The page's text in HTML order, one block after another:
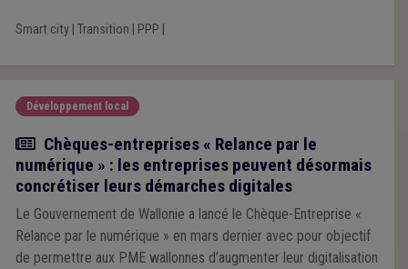
Smart city| Transition PPP
Développement local
Actualité
Chèques-entreprises « Relance par le
numérique » : les entreprises peuvent désormais
concrétiser leurs démarches digitales
Le Gouvernement de Wallonie a lancé le Chèque-Entreprise «
Relance par le numérique » en mars dernier avec pour objectif
de permettre aux PME wallonnes d’augmenter leur digitalisation